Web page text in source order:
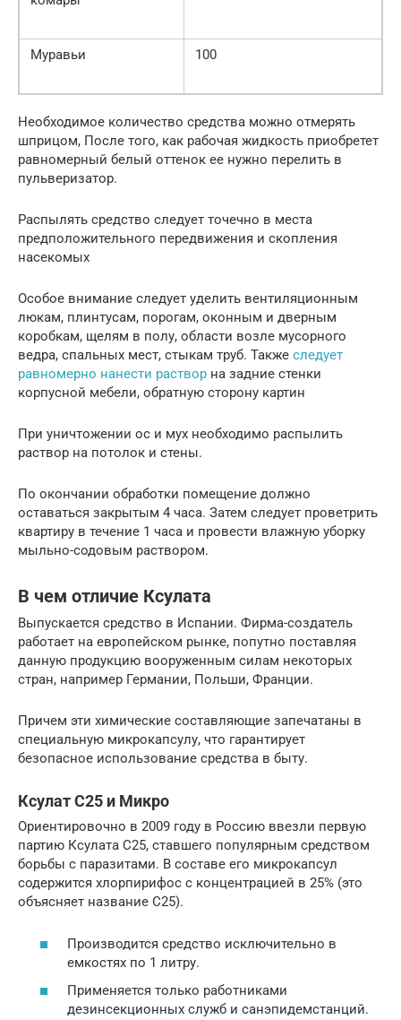
Муравьи 100
Необходимое количество средства можно отмерять
шприцом, После того, как рабочая жидкость приобретет
равномерный белый оттенок ее нужно перелить в
пульверизатор.
Распылять средство следует точечно в места
предположительного передвижения и скопления
насекомых
Особое внимание следует уделить вентиляционным
люкам, плинтусам, порогам, оконным и дверным
коробкам, щелям в полу, области возле мусорного
ведра, спальных мест, стыкам труб. Также следует
равномерно нанести раствор на задние стенки
корпусной мебели, обратную сторону картин
При уничтожении ос и мух необходимо распылить
раствор на потолок и стены.
По окончании обработки помещение должно
оставаться закрытым 4 часа. Затем следует проветрить
квартиру в течение 1 часа и провести влажную уборку
мыльно-содовым раствором.
В чем отличие Ксулата
Выпускается средство в Испании. Фирма-создатель
работает на европейском рынке, попутно поставляя
данную продукцию вооруженным силам некоторых
стран, например Германии, Польши, Франции.
Причем эти химические составляющие запечатаны в
специальную микрокапсулу, что гарантирует
безопасное использование средства в быту.
Ксулат С25 и Микро
Ориентировочно в 2009 году в Россию ввезли первую
партию Ксулата С25, ставшего популярным средством
борьбы с паразитами. В составе его микрокапсул
содержится хлорпирифос с концентрацией в 25% (это
объясняет название С25).
Производится средство исключительно в
емкостях по 1 литру.
Применяется только работниками
дезинсекционных служб и санэпидемстанций.